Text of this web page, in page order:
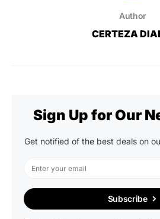
Author
CERTEZA
Sign Up for Our
Get notified of the best deals on
Subscribe